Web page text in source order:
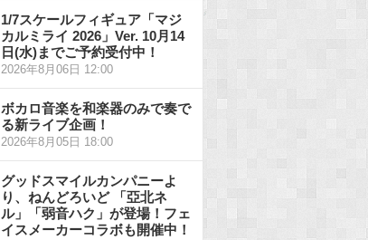
1/7スケールフィギュア「マジ
カルミライ 2026」Ver. 10月14
日(水)までご予約受付中！
2026年8月06日 12:00
ボカロ音楽を和楽器のみで奏で
る新ライブ企画！
2026年8月05日 18:00
グッドスマイルカンパニーよ
り、ねんどろいど 「亞北ネ
ル」「弱音ハク」が登場！フェ
イスメーカーコラボも開催中！